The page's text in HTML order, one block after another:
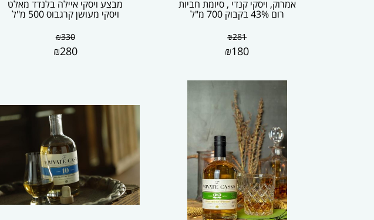
אמרוק, ויסקי קנדי , סיומת חביות
רום 43% בקבוק 700 מ"ל
₪281
₪180
מבצע ויסקי איילה בלנדד מאלט
ויסקי מעושן קרגבוס 500 מ"ל
₪330
₪280